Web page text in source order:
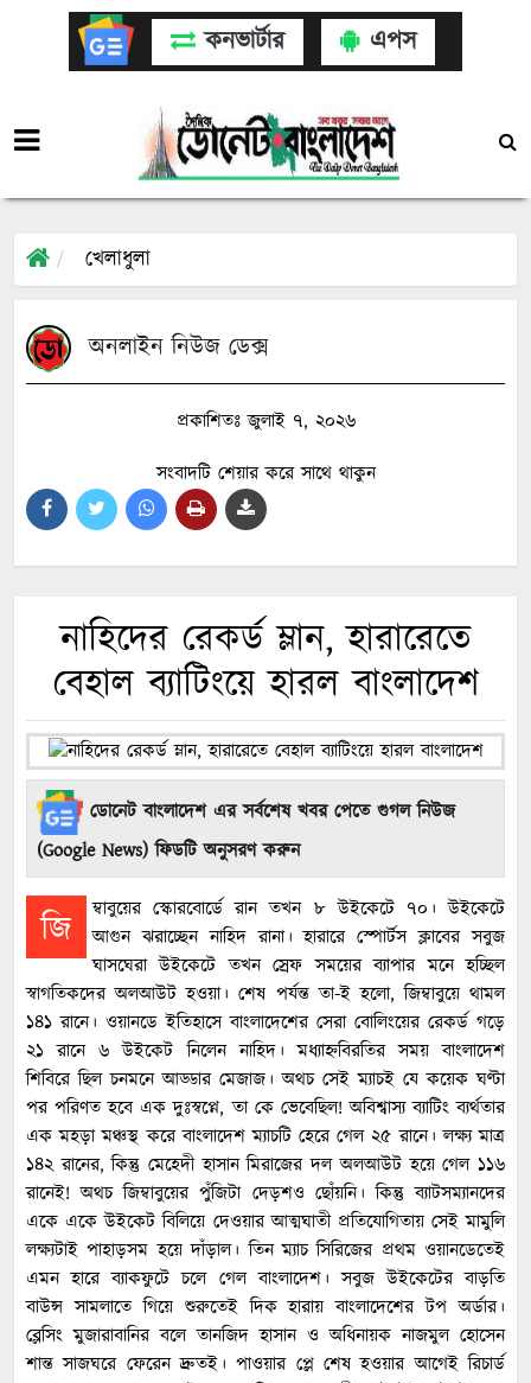
কনভার্টার এপস
খেলাধুলা
অনলাইন নিউজ ডেক্স
প্রকাশিতঃ জুলাই ৭, ২০২৬
সংবাদটি শেয়ার করে সাথে থাকুন
নাহিদের রেকর্ড ম্লান, হারারেতে
বেহাল ব্যাটিংয়ে হারল বাংলাদেশ
ডোনেট বাংলাদেশ এর সর্বশেষ খবর পেতে গুগল নিউজ
(Google News) ফিডটি অনুসরণ করুন
জি
ম্বাবুয়ের স্কোরবোর্ডে রান তখন ৮ উইকেটে ৭০। উইকেটে
আগুন ঝরাচ্ছেন নাহিদ রানা। হারারে স্পোর্টস ক্লাবের সবুজ
ঘাসঘেরা উইকেটে তখন স্রেফ সময়ের ব্যাপার মনে হচ্ছিল
স্বাগতিকদের অলআউট হওয়া। শেষ পর্যন্ত তা-ই হলো, জিম্বাবুয়ে থামল
১৪১ রানে। ওয়ানডে ইতিহাসে বাংলাদেশের সেরা বোলিংয়ের রেকর্ড গড়ে
২১ রানে ৬ উইকেট নিলেন নাহিদ। মধ্যাহ্নবিরতির সময় বাংলাদেশ
শিবিরে ছিল চনমনে আড্ডার মেজাজ। অথচ সেই ম্যাচই যে কয়েক ঘণ্টা
পর পরিণত হবে এক দুঃস্বপ্নে, তা কে ভেবেছিল! অবিশ্বাস্য ব্যাটিং ব্যর্থতার
এক মহড়া মঞ্চস্থ করে বাংলাদেশ ম্যাচটি হেরে গেল ২৫ রানে। লক্ষ্য মাত্র
১৪২ রানের, কিন্তু মেহেদী হাসান মিরাজের দল অলআউট হয়ে গেল ১১৬
রানেই! অথচ জিম্বাবুয়ের পুঁজিটা দেড়শও ছোঁয়নি। কিন্তু ব্যাটসম্যানদের
একে একে উইকেট বিলিয়ে দেওয়ার আত্মঘাতী প্রতিযোগিতায় সেই মামুলি
লক্ষ্যটাই পাহাড়সম হয়ে দাঁড়াল। তিন ম্যাচ সিরিজের প্রথম ওয়ানডেতেই
এমন হারে ব্যাকফুটে চলে গেল বাংলাদেশ। সবুজ উইকেটের বাড়তি
বাউন্স সামলাতে গিয়ে শুরুতেই দিক হারায় বাংলাদেশের টপ অর্ডার।
ব্লেসিং মুজারাবানির বলে তানজিদ হাসান ও অধিনায়ক নাজমুল হোসেন
শান্ত সাজঘরে ফেরেন দ্রুতই। পাওয়ার প্লে শেষ হওয়ার আগেই রিচার্ড